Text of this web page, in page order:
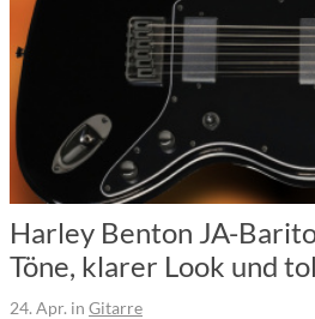
Harley Benton JA-
Töne, klarer Look und
24. Apr. in Gitarre